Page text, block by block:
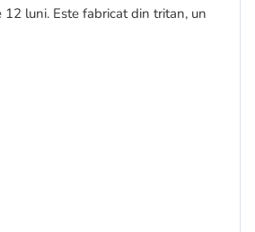
luni. Este fabricat din tritan, un